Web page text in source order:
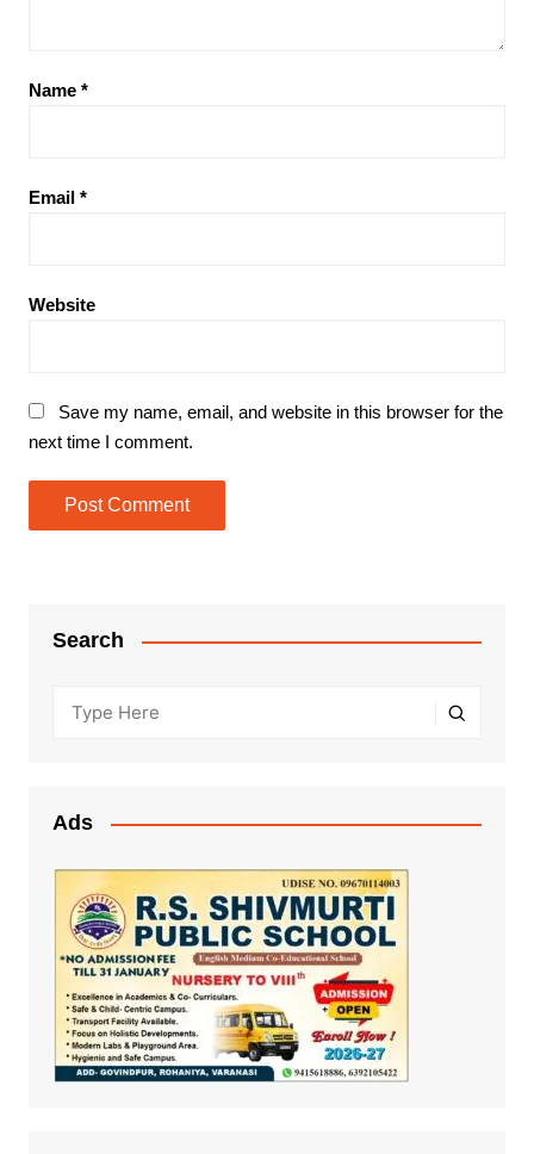
Name *
Email *
Website
Save my name, email, and website in this browser for the
next time I comment.
Search
Ads